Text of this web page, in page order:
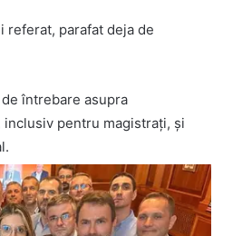
referat, parafat deja de
întrebare asupra
pentru magistrați, și